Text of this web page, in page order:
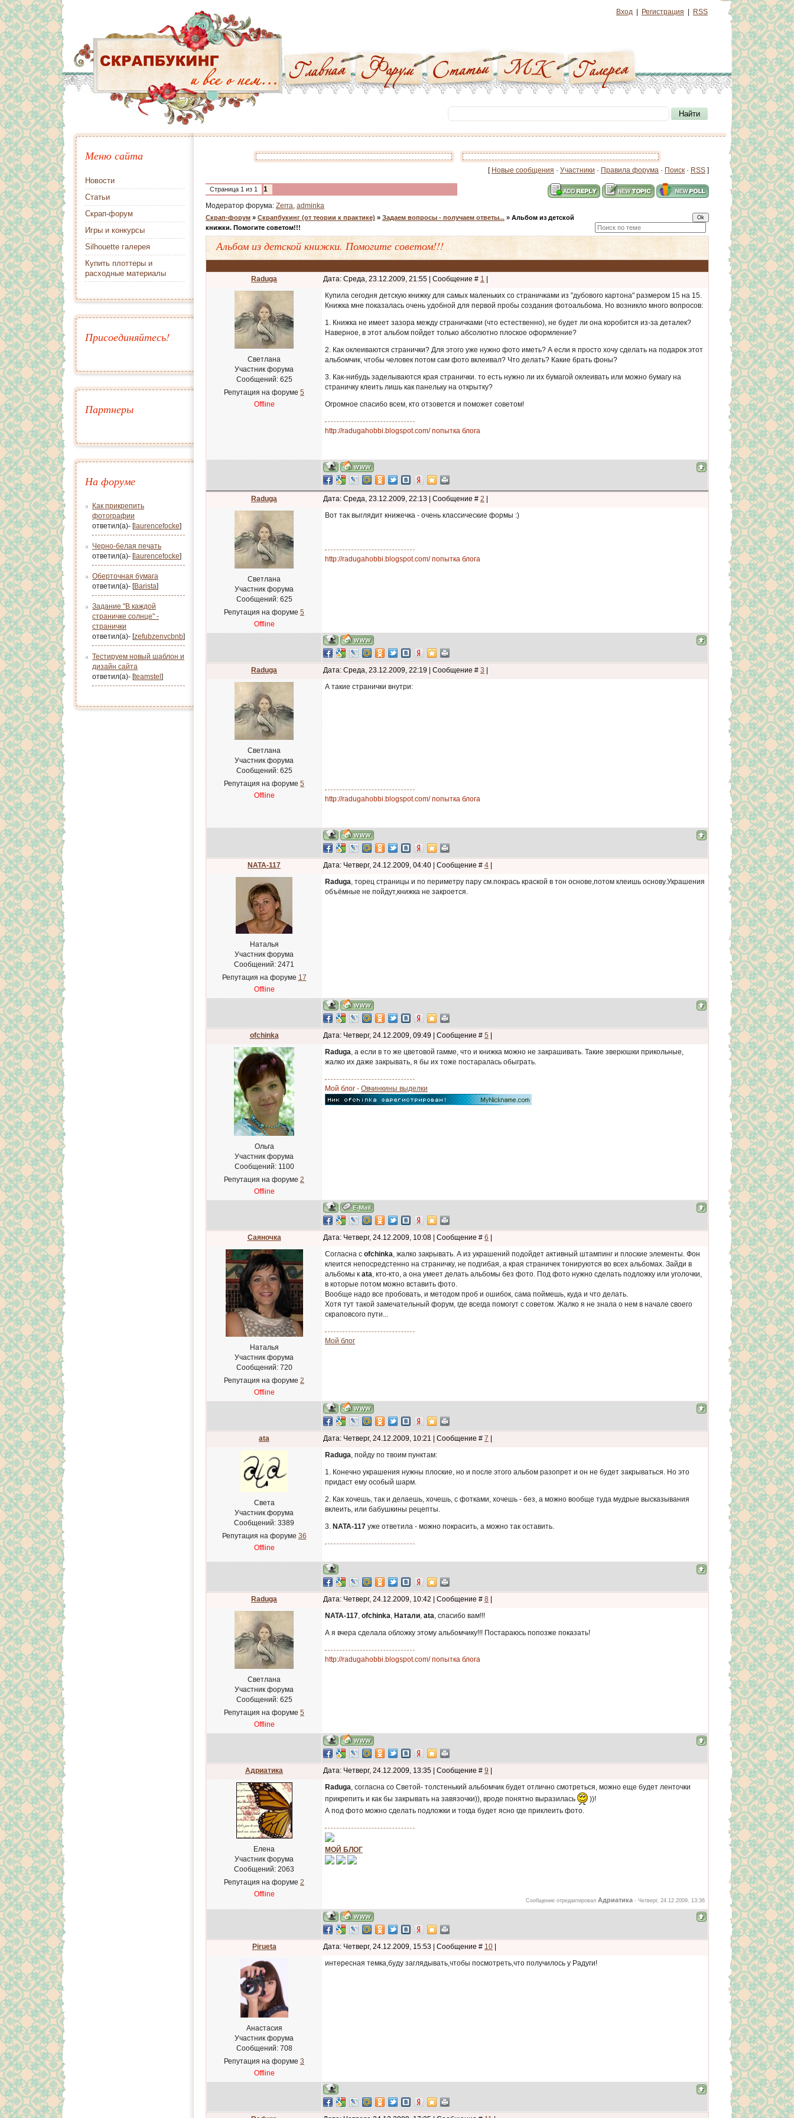
Вход Регистрация RSS
Меню сайта
Новости
Статьи
Скрап-форум
Игры и конкурсы
Silhouette галерея
Купить плоттеры и
расходные материалы
Присоединяйтесь!
Партнеры
На форуме
Как прикрепить
фотографии
ответил(а)- [laurencefocke]
Черно-белая печать
ответил(а)- [laurencefocke]
Оберточная бумага
ответил(а)- [Barista]
Задание "В каждой
страничке солнце" -
странички
ответил(а)- [zefubzenvcbnb]
Тестируем новый шаблон и
дизайн сайта
ответил(а)- [teamstel ]
[ Новые сообщения · Участники · Правила форума · Поиск · RSS ]
Страница 1 из 1
1
Модератор форума: Zerra, adminka
Скрап-форум » Скрапбукинг (от теории к практике) » Задаем вопросы - получаем ответы... » Альбом из детской
книжки. Помогите советом!!!
Альбом из детской книжки. Помогите советом!!!
Raduga Дата: Среда, 23.12.2009, 21:55 | Сообщение # 1
Cветлана
Участник форума
Сообщений: 625
Репутация на форуме 5
Offline
Купила сегодня детскую книжку для самых маленьких со страничками из "дубового картона" размером 15 на 15.
Книжка мне показалась очень удобной для первой пробы создания фотоальбома. Но возникло много вопросов:
1. Книжка не имеет зазора между страничками (что естественно), не будет ли она коробится из-за деталек?
Наверное, в этот альбом пойдет только абсолютно плоское оформление?
2. Как оклеиваются странички? Для этого уже нужно фото иметь? А если я просто хочу сделать на подарок этот
альбомчик, чтобы человек потом сам фото вклеивал? Что делать? Какие брать фоны?
3. Как-нибудь заделываются края странички. то есть нужно ли их бумагой оклеивать или можно бумагу на
страничку клеить лишь как панельку на открытку?
Огромное спасибо всем, кто отзовется и поможет советом!
http://radugahobbi.blogspot.com/ попытка блога
Raduga Дата: Среда, 23.12.2009, 22:13 | Сообщение # 2
Cветлана
Участник форума
Сообщений: 625
Репутация на форуме 5
Offline
Вот так выглядит книжечка - очень классические формы :)
http://radugahobbi.blogspot.com/ попытка блога
Raduga Дата: Среда, 23.12.2009, 22:19 | Сообщение # 3
Cветлана
Участник форума
Сообщений: 625
Репутация на форуме 5
Offline
А такие странички внутри:
http://radugahobbi.blogspot.com/ попытка блога
NATA-117 Дата: Четверг, 24.12.2009, 04:40 | Сообщение # 4
Наталья
Участник форума
Сообщений: 2471
Репутация на форуме 17
Offline
Raduga, торец страницы и по периметру пару см.покрась краской в тон основе,потом клеишь основу.Украшения
объёмные не пойдут,книжка не закроется.
ofchinka Дата: Четверг, 24.12.2009, 09:49 | Сообщение # 5
Ольга
Участник форума
Сообщений: 1100
Репутация на форуме 2
Offline
Raduga, а если в то же цветовой гамме, что и книжка можно не закрашивать. Такие зверюшки прикольные,
жалко их даже закрывать, я бы их тоже постаралась обыграть.
Мой блог - Овчинкины выделки
Саяночка Дата: Четверг, 24.12.2009, 10:08 | Сообщение # 6
Наталья
Участник форума
Сообщений: 720
Репутация на форуме 2
Offline
Согласна с ofchinka, жалко закрывать. А из украшений подойдет активный штампинг и плоские элементы. Фон
клеится непосредстенно на страничку, не подгибая, а края страничек тонируются во всех альбомах. Зайди в
альбомы к ata, кто-кто, а она умеет делать альбомы без фото. Под фото нужно сделать подложку или уголочки,
в которые потом можно вставить фото.
Вообще надо все пробовать, и методом проб и ошибок, сама поймешь, куда и что делать.
Хотя тут такой замечательный форум, где всегда помогут с советом. Жалко я не знала о нем в начале своего
скраповсого пути...
Мой блог
ata Дата: Четверг, 24.12.2009, 10:21 | Сообщение # 7
Света
Участник форума
Сообщений: 3389
Репутация на форуме 36
Offline
Raduga, пойду по твоим пунктам:
1. Конечно украшения нужны плоские, но и после этого альбом разопрет и он не будет закрываться. Но это
придаст ему особый шарм.
2. Как хочешь, так и делаешь, хочешь, с фотками, хочешь - без, а можно вообще туда мудрые высказывания
вклеить, или бабушкины рецепты.
3. NATA-117 уже ответила - можно покрасить, а можно так оставить.
Raduga Дата: Четверг, 24.12.2009, 10:42 | Сообщение # 8
Cветлана
Участник форума
Сообщений: 625
Репутация на форуме 5
Offline
NATA-117, ofchinka, Натали, ata, спасибо вам!!!
А я вчера сделала обложку этому альбомчику!!! Постараюсь попозже показать!
http://radugahobbi.blogspot.com/ попытка блога
Адриатика Дата: Четверг, 24.12.2009, 13:35 | Сообщение # 9
Елена
Участник форума
Сообщений: 2063
Репутация на форуме 2
Offline
Raduga, согласна со Светой- толстенький альбомчик будет отлично смотреться, можно еще будет ленточки
прикрепить и как бы закрывать на завязочки)), вроде понятно выразилась
))!
А под фото можно сделать подложки и тогда будет ясно где приклеить фото.
МОЙ БЛОГ
Сообщение отредактировал Адриатика - Четверг, 24.12.2009, 13:36
Pirueta Дата: Четверг, 24.12.2009, 15:53 | Сообщение # 10
Анастасия
Участник форума
Сообщений: 708
Репутация на форуме 3
Offline
интересная темка,буду заглядывать,чтобы посмотреть,что получилось у Радуги!